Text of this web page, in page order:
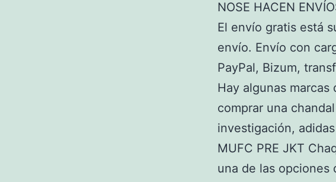
NOSE HACEN
El envío gratis está
envío. Envío con
PayPal, Bizum,
Hay algunas
comprar una
investigación,
MUFC PRE JKT
una de las opciones